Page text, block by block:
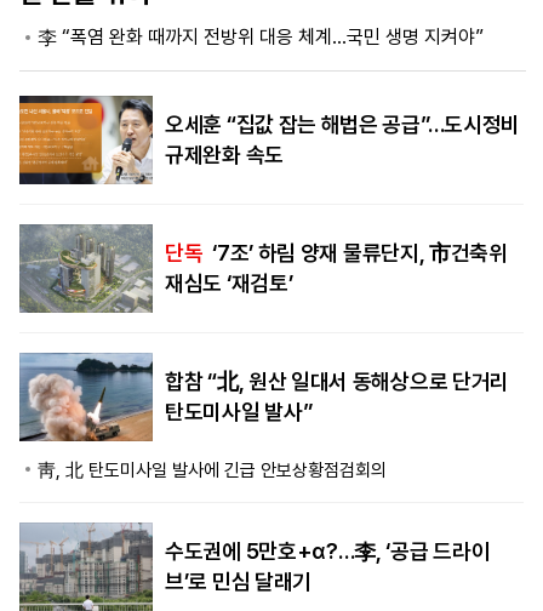
李 “폭염 완화 때까지 전방위 대응 체계…국민 생명 지켜야”
오세훈 “집값 잡는 해법은 공급”…도시정비
규제완화 속도
단독 ‘7조’ 하림 양재 물류단지, 市건축위
재심도 ‘재검토’
합참 “北, 원산 일대서 동해상으로 단거리
탄도미사일 발사”
靑, 北 탄도미사일 발사에 긴급 안보상황점검회의
수도권에 5만호+α?…李, ‘공급 드라이
브’로 민심 달래기